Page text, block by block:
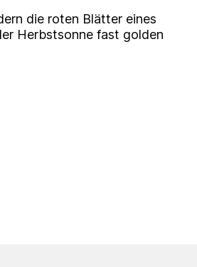
die roten Blätter eines
Herbstsonne fast golden